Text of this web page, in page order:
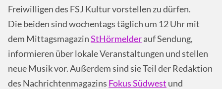
Freiwilligen des FSJ Kultur vorstellen zu dürfen.
Die beiden sind wochentags täglich um 12 Uhr mit
dem MittagsmagazinStHörmelderauf Sendung,
informieren über lokale Veranstaltungen und stellen
neue Musik vor. Außerdem sind sie Teil der Redaktion
des Nachrichtenmagazins Fokus Südwest und